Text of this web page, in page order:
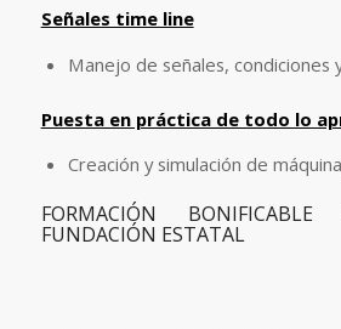
Señales time line
Manejo de señales, condiciones
Puesta en práctica de todo lo
Creación y simulación de
FORMACIÓN
FUNDACIÓN ESTATAL